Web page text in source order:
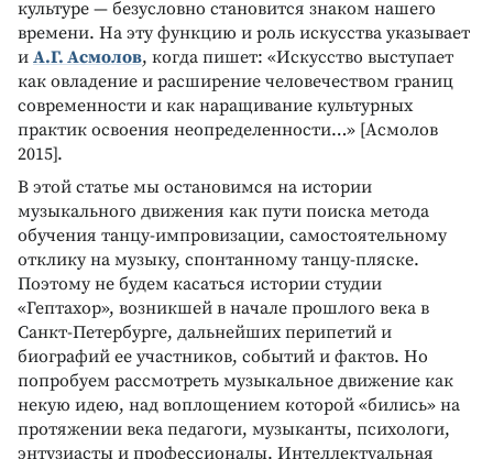
культуре — безусловно становится знаком нашего
времени. На эту функцию и роль искусства указывает
и А.Г. Асмолов, когда пишет: «Искусство выступает
как овладение и расширение человечеством границ
современности и как наращивание культурных
практик освоения неопределенности…» [Асмолов
2015].
В этой статье мы остановимся на истории
музыкального движения как пути поиска метода
обучения танцу-импровизации, самостоятельному
отклику на музыку, спонтанному танцу-пляске.
Поэтому не будем касаться истории студии
«Гептахор», возникшей в начале прошлого века в
Санкт-Петербурге, дальнейших перипетий и
биографий ее участников, событий и фактов. Но
попробуем рассмотреть музыкальное движение как
некую идею, над воплощением которой «бились» на
протяжении века педагоги, музыканты, психологи,
энтузиасты и профессионалы. Интеллектуальная